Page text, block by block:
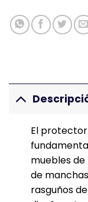
El
muebles
de
rasguños